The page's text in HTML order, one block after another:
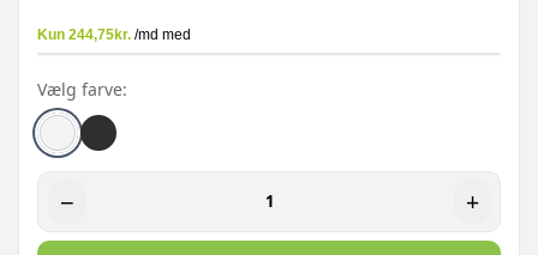
Vælg farve:
− +